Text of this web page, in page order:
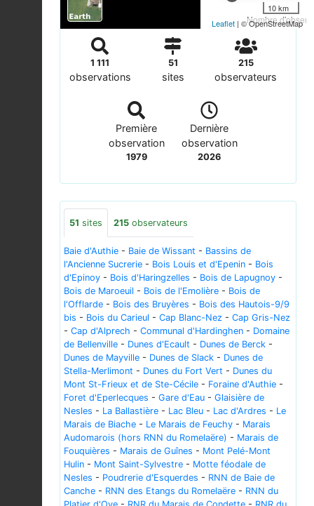
Nombre
10 km
Leaflet | © OpenStreetMap
1 111
observations
51
sites
215
observateurs
Première
observation
1979
Dernière
observation
2026
51 sites 215 observateurs
Baie d'Authie - Baie de Wissant - Bassins de
l'Ancienne Sucrerie - Bois Louis et d'Epenin - Bois
d'Epinoy - Bois d'Haringzelles - Bois de Lapugnoy -
Bois de Maroeuil - Bois de l'Emolière - Bois de
l'Offlarde - Bois des Bruyères - Bois des Hautois-9/9
bis - Bois du Carieul - Cap Blanc-Nez - Cap Gris-Nez
- Cap d'Alprech - Communal d'Hardinghen - Domaine
de Bellenville - Dunes d'Ecault - Dunes de Berck -
Dunes de Mayville - Dunes de Slack - Dunes de
Stella-Merlimont - Dunes du Fort Vert - Dunes du
Mont St-Frieux et de Ste-Cécile - Foraine d'Authie -
Foret d'Eperlecques - Gare d'Eau - Glaisière de
Nesles - La Ballastière - Lac Bleu - Lac d'Ardres - Le
Marais de Biache - Le Marais de Feuchy - Marais
Audomarois (hors RNN du Romelaëre) - Marais de
Fouquières - Marais de Guînes - Mont Pelé-Mont
Hulin - Mont Saint-Sylvestre - Motte féodale de
Nesles - Poudrerie d'Esquerdes - RNN de Baie de
Canche - RNN des Etangs du Romelaëre - RNN du